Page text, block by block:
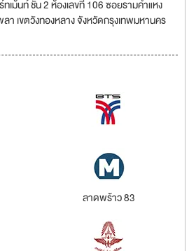
เม้นท์ ชั้น 2 ห้องเลขที่ 106 ซอยรามคำแหง
เขตวังทองหลาง จังหวัดกรุงเทพมหานคร
ลาดพร้าว 83